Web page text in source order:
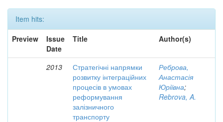
Item hits:
Preview
Issue
Date
Title Author(s)
2013
Стратегічні напрямки
розвитку інтеграційних
процесів в умовах
реформування
залізничного
транспорту
Реброва,
Анастасія
Юріївна;
Rebrova, A.